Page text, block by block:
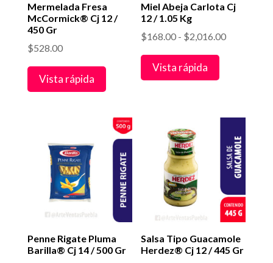
Mermelada Fresa
McCormick® Cj 12 /
450 Gr
$528.00
Vista rápida
Miel Abeja Carlota Cj
12 / 1.05 Kg
$168.00 - $2,016.00Rango
hasta
Vista rápida
Penne Rigate Pluma
Barilla® Cj 14 / 500 Gr
Salsa Tipo Guacamole
Herdez® Cj 12 / 445 Gr